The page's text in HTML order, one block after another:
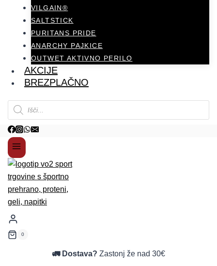
VILGAIN®
SALTSTICK
PURITANS PRIDE
ANARCHY PAJKICE
OUTWET AKTIVNO PERILO
AKCIJE
BREZPLAČNO
0
🚛 Dostava? Zastonj že nad 30€